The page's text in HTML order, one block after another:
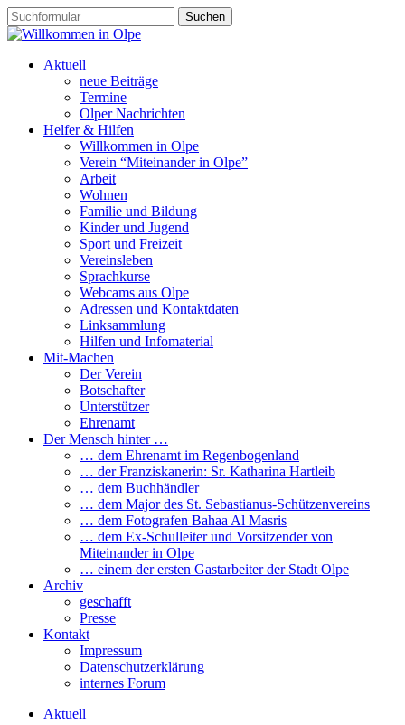
Aktuell
neue Beiträge
Termine
Olper Nachrichten
Helfer & Hilfen
Willkommen in Olpe
Verein “Miteinander in Olpe”
Arbeit
Wohnen
Familie und Bildung
Kinder und Jugend
Sport und Freizeit
Vereinsleben
Sprachkurse
Webcams aus Olpe
Adressen und Kontaktdaten
Linksammlung
Hilfen und Infomaterial
Mit-Machen
Der Verein
Botschafter
Unterstützer
Ehrenamt
Der Mensch hinter …
… dem Ehrenamt im Regenbogenland
… der Franziskanerin: Sr. Katharina Hartleib
… dem Buchhändler
… dem Major des St. Sebastianus-Schützenvereins
… dem Fotografen Bahaa Al Masris
… dem Ex-Schulleiter und Vorsitzender von
Miteinander in Olpe
… einem der ersten Gastarbeiter der Stadt Olpe
Archiv
geschafft
Presse
Kontakt
Impressum
Datenschutzerklärung
internes Forum
Aktuell